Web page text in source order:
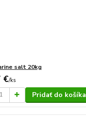
salt 20kg
€/ks
Pridať do košíka